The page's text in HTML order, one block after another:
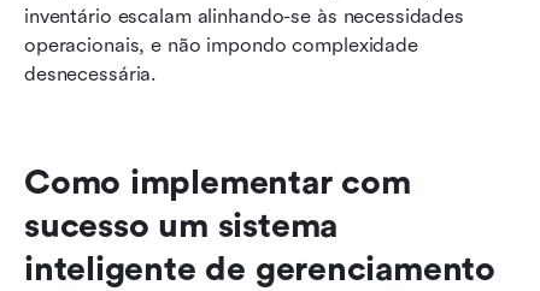
inventário escalam alinhando-se às necessidades
operacionais, e não impondo complexidade
desnecessária.
Como implementar com
sucesso um sistema
inteligente de gerenciamento